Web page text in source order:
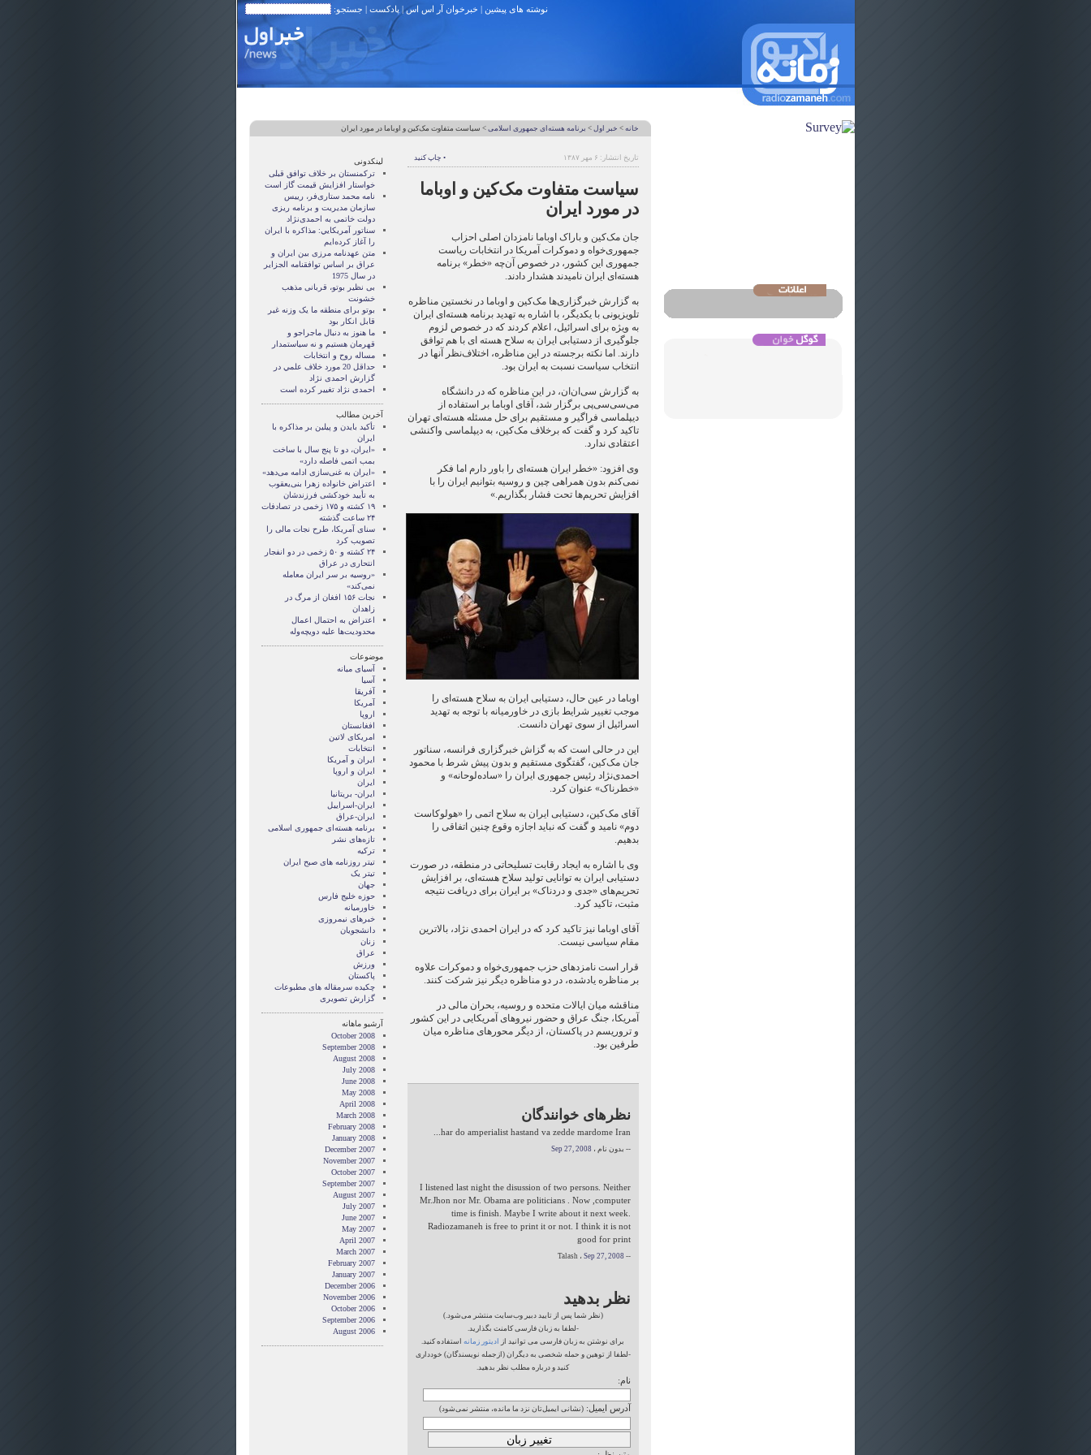
نوشته های پیشین | خبرخوان آر اس اس| پادکست | جستجو:
خانه > خبر اول > برنامه هسته‌ای جمهوری اسلامی > سیاست متفاوت مک‌کین و اوباما در مورد ایران
تاریخ انتشار: ۶ مهر ۱۳۸۷ • چاپ کنید
سیاست متفاوت مک‌کین و اوباما
در مورد ایران
جان مک‌کین و باراک اوباما نامزدان اصلی احزاب
جمهوری‌خواه و دموکرات آمریکا در انتخابات ریاست
جمهوری این کشور، در خصوص آن‌چه «خطر» برنامه
هسته‌ای ایران نامیدند هشدار دادند.
به گزارش خبرگزاری‌ها مک‌کین و اوباما در نخستین مناظره
تلویزیونی با یکدیگر، با اشاره به تهدید برنامه هسته‌ای ایران
به ویژه برای اسرائیل، اعلام کردند که در خصوص لزوم
جلوگیری از دستیابی ایران به سلاح هسته ای با هم توافق
دارند. اما نکته برجسته در این مناظره، اختلاف‌نظر آنها در
انتخاب سیاست نسبت به ایران بود.
به گزارش سی‌ان‌ان، در این مناظره که در دانشگاه
می‌سی‌سی‌پی برگزار شد، آقای اوباما بر استفاده از
دیپلماسی فراگیر و مستقیم برای حل مسئله هسته‌ای تهران
تاکید کرد و گفت که برخلاف مک‌کین، به دیپلماسی واکنشی
اعتقادی ندارد.
وی افزود: «خطر ایران هسته‌ای را باور دارم اما فکر
نمی‌کنم بدون همراهی چین و روسیه بتوانیم ایران را با
افزایش تحریم‌ها تحت فشار بگذاریم.»
اوباما در عین حال، دستیابی ایران به سلاح هسته‌ای را
موجب تغییر شرایط بازی در خاورمیانه با توجه به تهدید
اسرائیل از سوی تهران دانست.
این در حالی است که به گزاش خبرگزاری فرانسه، سناتور
جان مک‌کین، گفتگوی مستقیم و بدون پیش شرط با محمود
احمدی‌نژاد رئیس جمهوری ایران را «ساده‌لوحانه» و
«خطرناک» عنوان کرد.
آقای مک‌کین، دستیابی ایران به سلاح اتمی را «هولوکاست
دوم» نامید و گفت که نباید اجازه وقوع چنین اتفاقی را
بدهیم.
وی با اشاره به ایجاد رقابت تسلیحاتی در منطقه، در صورت
دستیابی ایران به توانایی تولید سلاح هسته‌ای، بر افزایش
تحریم‌های «جدی و دردناک» بر ایران برای دریافت نتیجه
مثبت، تاکید کرد.
آقای اوباما نیز تاکید کرد که در ایران احمدی نژاد، بالاترین
مقام سیاسی نیست.
قرار است نامزدهای حزب جمهوری‌خواه و دموکرات علاوه
بر مناظره یادشده، در دو مناظره دیگر نیز شرکت کنند.
مناقشه میان ایالات متحده و روسیه، بحران مالی در
آمریکا، جنگ عراق و حضور نیروهای آمریکایی در این کشور
و تروریسم در پاکستان، از دیگر محورهای مناظره میان
طرفین بود.
نظرهای خوانندگان
har do amperialist hastand va zedde mardome Iran...
-- بدون نام ، Sep 27, 2008
I listened last night the disussion of two persons. Neither
Mr.Jhon nor Mr. Obama are politicians . Now ,computer
time is finish. Maybe I write about it next week.
Radiozamaneh is free to print it or not. I think it is not
good for print
-- Talash ، Sep 27, 2008
نظر بدهید
(نظر شما پس از تایید دبیر وب‌سایت منتشر می‌شود.)
-لطفا به زبان فارسی کامنت بگذارید.
برای نوشتن به زبان فارسی می توانید از
ادیتور زمانه استفاده کنید.
-لطفا از توهین و حمله شخصی به دیگران (ازجمله نویسندگان) خودداری
کنید و درباره مطلب نظر بدهید.
نام:
آدرس ایمیل: (نشانی ایمیل‌تان نزد ما مانده، منتشر نمی‌شود)
لینکدونی
ترکمنستان بر خلاف توافق قبلی
خواستار افزایش قیمت گاز است
نامه محمد ستاری‌فر، رییس
سازمان مدیریت و برنامه ریزی
دولت خاتمی به احمدی‌نژاد
سناتور آمريکايي: مذاکره با ايران
را آغاز کرده‌ايم
متن عهدنامه مرزى بين ايران و
عراق بر اساس توافقنامه الجزاير
در سال 1975
بی نظیر بوتو، قربانی مذهب
خشونت
بوتو برای منطقه ما یک وزنه غیر
قابل انکار بود
ما هنوز به دنبال ماجراجو و
قهرمان هستيم و نه سياستمدار
مساله روح و انتخابات
حداقل 20 مورد خلاف علمي در
گزارش احمدی نژاد
احمدی نژاد تغییر کرده است
آخرین مطالب
تأکید بایدن و پیلین بر مذاکره با
ایران
«ایران، دو تا پنج سال با ساخت
بمب اتمی فاصله دارد»
«ایران به غنی‌سازی ادامه می‌دهد»
اعتراض خانواده زهرا بنی‌یعقوب
به تأیید خودکشی فرزندشان
۱۹ کشته و ۱۷۵ زخمی در تصادفات
۲۴ ساعت گذشته
سنای آمریکا، طرح نجات مالی را
تصویب کرد
۲۴ کشته و ۵۰ زخمی در دو انفجار
انتحاری در عراق
«روسیه بر سر ایران معامله
نمی‌کند»
نجات ۱۵۶ افغان از مرگ در
زاهدان
اعتراض به احتمال اعمال
محدودیت‌ها علیه دویچه‌وله
موضوعات
آسيای ميانه
آسیا
آفریقا
آمریکا
اروپا
افغانستان
امریکای لاتین
انتخابات
ايران و آمريکا
ايران و اروپا
ایران
ایران- بریتانیا
ایران-اسراییل
ایران-عراق
برنامه هسته‌ای جمهوری اسلامی
تازه‌های نشر
ترکیه
تیتر روزنامه های صبح ایران
تیتر یک
جهان
حوزه خلیج فارس
خاورمیانه
خبرهای نیمروزی
دانشجویان
زنان
عراق
ورزش
پاکستان
چکیده سرمقاله های مطبوعات
گزارش تصويری
آرشیو ماهانه
October 2008
September 2008
August 2008
July 2008
June 2008
May 2008
April 2008
March 2008
February 2008
January 2008
December 2007
November 2007
October 2007
September 2007
August 2007
July 2007
June 2007
May 2007
April 2007
March 2007
February 2007
January 2007
December 2006
November 2006
October 2006
September 2006
August 2006